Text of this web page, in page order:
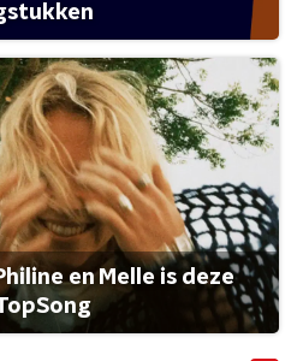
en Melle is deze